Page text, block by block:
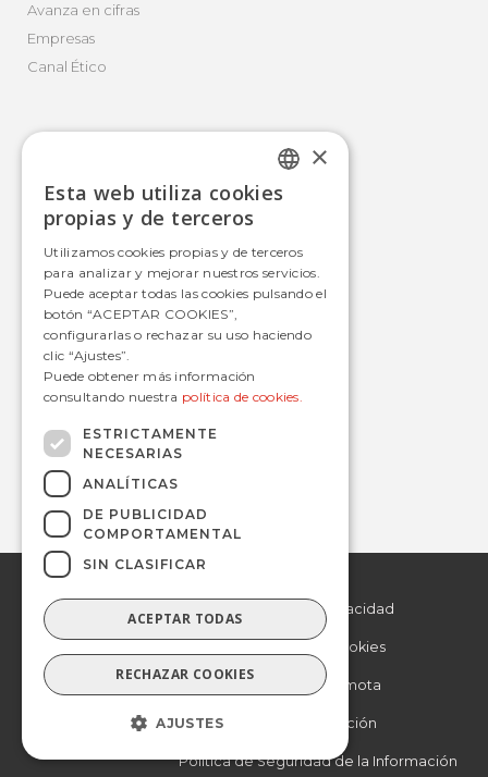
Avanza en cifras
Empresas
Canal Ético
Autobús
Tranvía
Metro
Estaciones
Contacto
informacion@avanzagrupo.com
+34 916 021 900
C/ San Norberto, 48 • 28021 – Madrid
© 2019 Avanza.
reservados.
Politica de Privacidad
Politica de Cookies
Asistencia remota
Otra información
Política de Seguridad de la Información
SPANISH
×
Esta web utiliza cookies
propias y de terceros
Utilizamos cookies propias y de terceros
para analizar y mejorar nuestros servicios.
Puede aceptar todas las cookies pulsando el
botón “ACEPTAR COOKIES”,
configurarlas o rechazar su uso haciendo
clic “Ajustes”.
Puede obtener más información
consultando nuestra política de cookies.
ESTRICTAMENTE
NECESARIAS
ANALÍTICAS
DE PUBLICIDAD
COMPORTAMENTAL
SIN CLASIFICAR
ACEPTAR TODAS
RECHAZAR COOKIES
AJUSTES